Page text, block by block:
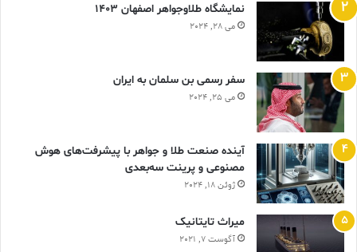
نمایشگاه طلاوجواهر اصفهان 1403
می 28, 2024
سفر رسمی بن سلمان به ایران
می 25, 2024
آینده صنعت طلا و جواهر با پیشرفت‌های هوش
مصنوعی و پرینت سه‌بعدی
ژوئن 18, 2024
ميراث تايتانيک
آگوست 7, 2021